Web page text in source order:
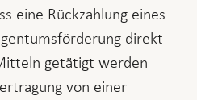
eine Rückzahlung eines
direkt
getätigt werden
von einer